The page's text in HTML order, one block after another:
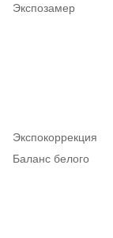
Экспозамер
Экспокоррекция
Баланс белого